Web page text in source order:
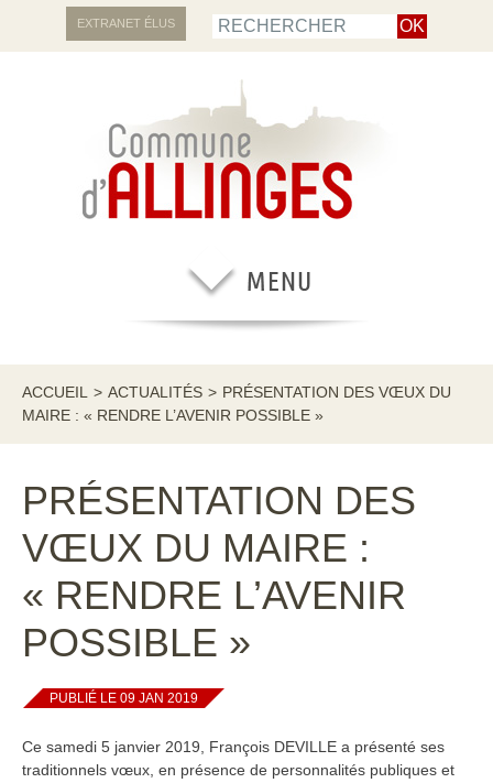
EXTRANET ÉLUS
ACCUEIL > ACTUALITÉS > PRÉSENTATION DES VŒUX DU
MAIRE : « RENDRE L’AVENIR POSSIBLE »
PRÉSENTATION DES
VŒUX DU MAIRE :
« RENDRE L’AVENIR
POSSIBLE »
PUBLIÉ LE 09 JAN 2019
Ce samedi 5 janvier 2019, François DEVILLE a présenté ses
traditionnels vœux, en présence de personnalités publiques et